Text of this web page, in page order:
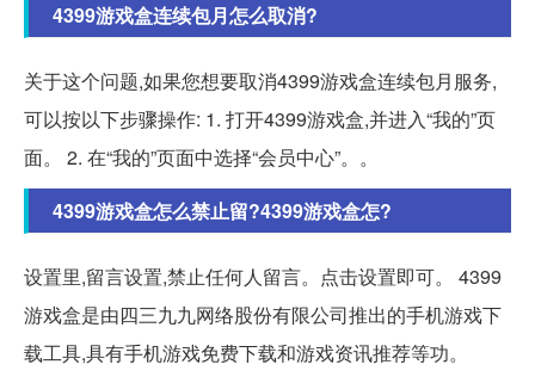
4399游戏盒连续包月怎么取消?
关于这个问题,如果您想要取消4399游戏盒连续包月服务,
可以按以下步骤操作: 1. 打开4399游戏盒,并进入“我的”页
面。 2. 在“我的”页面中选择“会员中心”。。
4399游戏盒怎么禁止留?4399游戏盒怎?
设置里,留言设置,禁止任何人留言。点击设置即可。 4399
游戏盒是由四三九九网络股份有限公司推出的手机游戏下
载工具,具有手机游戏免费下载和游戏资讯推荐等功。